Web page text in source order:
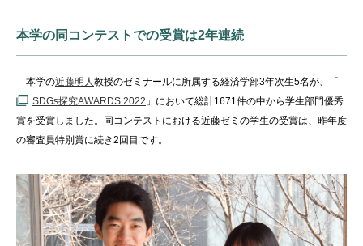
本学の同コンテストでの受賞は2年連続
本学の近藤明人教授のゼミナールに所属する経済学部3年次生5名が、「
SDGs探究AWARDS 2022 」において総計1671件の中から学生部門優秀
賞を受賞しました。同コンテストにおける近藤ゼミの学生の受賞は、昨年度
の審査員特別賞に続き2 回目です。